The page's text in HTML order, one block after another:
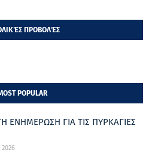
ΠΡΟΒΟΛΈΣ
POPULAR
ΕΝΗΜΕΡΩΣΗ ΓΙΑ ΤΙΣ ΠΥΡΚΑΓΙΕΣ
2026